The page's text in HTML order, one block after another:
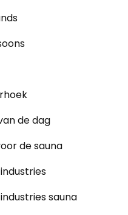
de dag
de sauna
sauna